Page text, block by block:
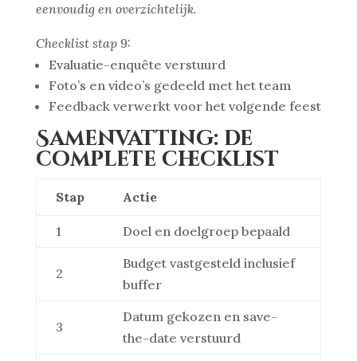
eenvoudig en overzichtelijk.
Checklist stap 9:
Evaluatie-enquête verstuurd
Foto’s en video’s gedeeld met het team
Feedback verwerkt voor het volgende feest
Samenvatting: de
complete checklist
Stap Actie
1 Doel en doelgroep bepaald
2
Budget vastgesteld inclusief
buffer
3
Datum gekozen en save-
the-date verstuurd